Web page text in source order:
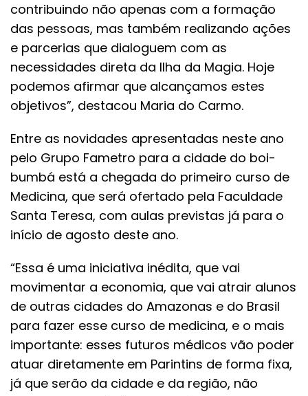
contribuindo não apenas com a formação
das pessoas, mas também realizando ações
e parcerias que dialoguem com as
necessidades direta da Ilha da Magia. Hoje
podemos afirmar que alcançamos estes
objetivos”, destacou Maria do Carmo.
Entre as novidades apresentadas neste ano
pelo Grupo Fametro para a cidade do boi-
bumbá está a chegada do primeiro curso de
Medicina, que será ofertado pela Faculdade
Santa Teresa, com aulas previstas já para o
início de agosto deste ano.
“Essa é uma iniciativa inédita, que vai
movimentar a economia, que vai atrair alunos
de outras cidades do Amazonas e do Brasil
para fazer esse curso de medicina, e o mais
importante: esses futuros médicos vão poder
atuar diretamente em Parintins de forma fixa,
já que serão da cidade e da região, não